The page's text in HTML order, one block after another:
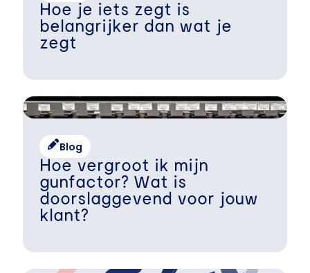
Hoe je iets zegt is
belangrijker dan wat je
zegt
Blog
Hoe vergroot ik mijn
gunfactor? Wat is
doorslaggevend voor jouw
klant?